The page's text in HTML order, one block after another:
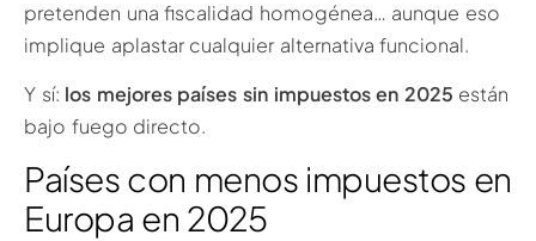
pretenden una fiscalidad homogénea… aunque eso
implique aplastar cualquier alternativa funcional.
Y sí: los mejores países sin impuestos en 2025 están
bajo fuego directo.
Países con menos impuestos en
Europa en 2025